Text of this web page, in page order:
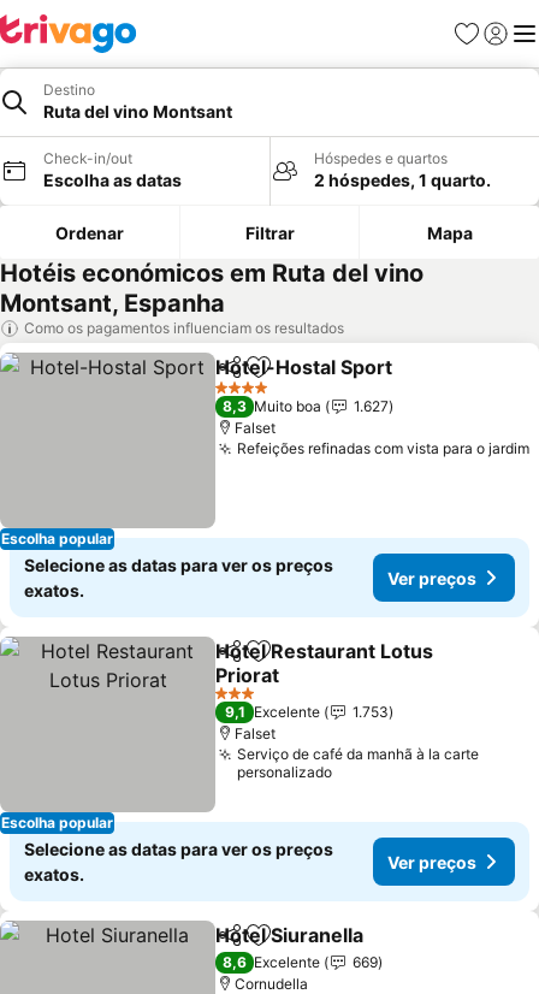
Favoritos
Iniciar
Destino
Ruta del vino Montsant
Check-in/out
Escolha as datas
Hóspedes e quartos
2 hóspedes, 1 quarto.
Ordenar Filtrar Mapa
Hotéis económicos em Ruta del vino
Montsant, Espanha
Como os pagamentos influenciam os resultados
Escolha popular
PartilharAdicionar aos favoritos
Hotel-Hostal Sport
4 Estrelas
8,3 Muito boa
1.627
Falset
Refeições refinadas com vista para o jardim
Selecione as datas para ver os preços
exatos.
Ver preços
Escolha popular
PartilharAdicionar aos favoritos
Hotel Restaurant Lotus
Priorat
3 Estrelas
9,1 Excelente
1.753
Falset
Serviço de café da manhã à la carte
personalizado
Selecione as datas para ver os preços
exatos.
Ver preços
PartilharAdicionar aos favoritos
Hotel Siuranella
8,6 Excelente
669
Cornudella